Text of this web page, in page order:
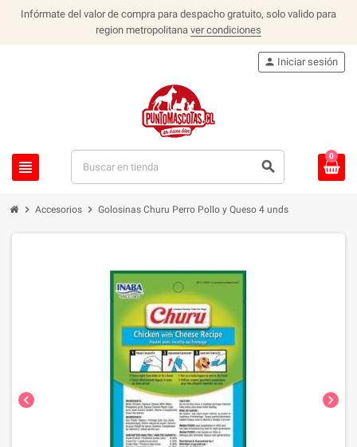
Infórmate del valor de compra para despacho gratuito, solo valido para
region metropolitana ver condiciones
view_headline search
person Iniciar sesión
0
chevron_right Accesorios chevron_right Golosinas Churu Perro Pollo y Queso 4 unds
chevron_left chevron_right